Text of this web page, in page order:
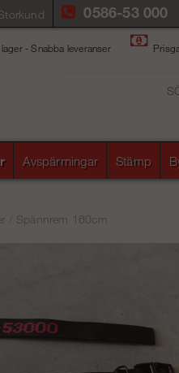
0586-53 000
- Snabba leveranser
Avspärrningar Stämp
Spännrem 160cm